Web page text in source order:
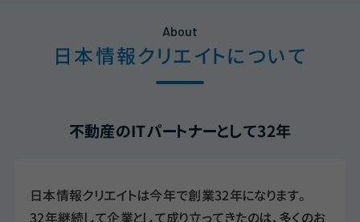
About
日本情報クリエイトについて
不動産のITパートナーとして32年
日本情報クリエイトは今年で創業32年になります。
32年継続して企業として成り立ってきたのは、多くのお